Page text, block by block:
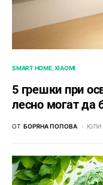
SMART HOME XIAOMI
5 грешки при
лесно могат да
ОТ БОРЯНА ПОПОВА ЮЛИ